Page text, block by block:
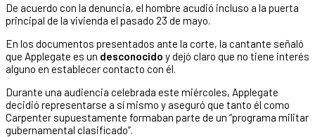
De acuerdo con la denuncia, el hombre acudió incluso a la puerta
principal de la vivienda el pasado 23 de mayo.
En los documentos presentados ante la corte, la cantante señaló
que Applegate es un desconocido y dejó claro que no tiene interés
alguno en establecer contacto con él.
Durante una audiencia celebrada este miércoles, Applegate
decidió representarse a sí mismo y aseguró que tanto él como
Carpenter supuestamente formaban parte de un “programa militar
gubernamental clasificado”.